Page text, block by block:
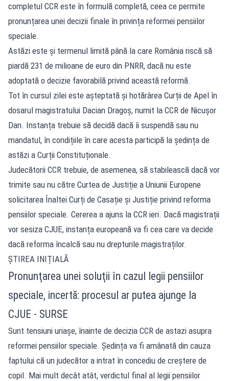
completul CCR este în formulă completă, ceea ce permite
pronunțarea unei decizii finale în privința reformei pensiilor
speciale.
Astăzi este și termenul limită până la care România riscă să
piardă 231 de milioane de euro din PNRR, dacă nu este
adoptată o decizie favorabilă privind această reformă.
Tot în cursul zilei este așteptată și hotărârea Curții de Apel în
dosarul magistratului Dacian Dragoș, numit la CCR de Nicușor
Dan. Instanța trebuie să decidă dacă îi suspendă sau nu
mandatul, în condițiile în care acesta participă la ședința de
astăzi a Curții Constituționale.
Judecătorii CCR trebuie, de asemenea, să stabilească dacă vor
trimite sau nu către Curtea de Justiție a Uniunii Europene
solicitarea Înaltei Curți de Casație și Justiție privind reforma
pensiilor speciale. Cererea a ajuns la CCR ieri. Dacă magistrații
vor sesiza CJUE, instanța europeană va fi cea care va decide
dacă reforma încalcă sau nu drepturile magistraților.
ȘTIREA INIȚIALĂ
Pronunţarea unei soluţii în cazul legii pensiilor
speciale, incertă: procesul ar putea ajunge la
CJUE - SURSE
Sunt tensiuni uriașe, înainte de decizia CCR de astazi asupra
reformei pensiilor speciale. Ședința va fi amânată din cauza
faptului că un judecător a intrat în concediu de creștere de
copil. Mai mult decât atât, verdictul final al legii pensiilor